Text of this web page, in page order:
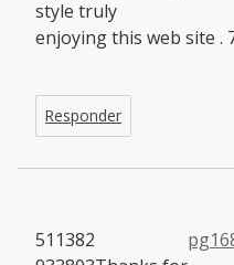
style truly
enjoying this web site .
Responder
511382